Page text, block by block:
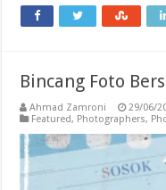
Bincang Foto
Ahmad Zamroni
29/06/
Featured, Photographers,